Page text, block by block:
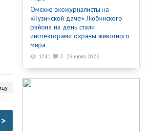
>
Омские экожурналисты на
«Лузинской даче» Любинского
района на день стали
инспекторами охраны животного
мира
1741 0 29 июля 2026